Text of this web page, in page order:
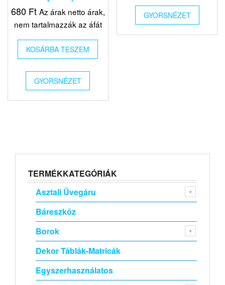
680 Ft Az árak netto árak,
nem tartalmazzák az áfát
KOSÁRBA TESZEM
GYORSNÉZET
GYORSNÉZET
TERMÉKKATEGÓRIÁK
Asztali Üvegáru
Báreszköz
Borok
Dekor Táblák-Matricák
Egyszerhasználatos